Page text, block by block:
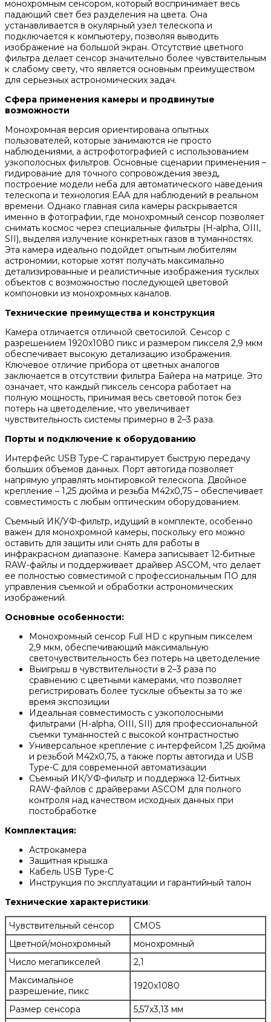
монохромным сенсором, который воспринимает весь
падающий свет без разделения на цвета. Она
устанавливается в окулярный узел телескопа и
подключается к компьютеру, позволяя выводить
изображение на большой экран. Отсутствие цветного
фильтра делает сенсор значительно более чувствительным
к слабому свету, что является основным преимуществом
для серьезных астрономических задач.
Сфера применения камеры и продвинутые
возможности
Монохромная версия ориентирована опытных
пользователей, которые занимаются не просто
наблюдениями, а астрофотографией с использованием
узкополосных фильтров. Основные сценарии применения –
гидирование для точного сопровождения звезд,
построение модели неба для автоматического наведения
телескопа и технология EAA для наблюдений в реальном
времени. Однако главная сила камеры раскрывается
именно в фотографии, где монохромный сенсор позволяет
снимать космос через специальные фильтры (H-alpha, OIII,
SII), выделяя излучение конкретных газов в туманностях.
Эта камера идеально подойдет опытным любителям
астрономии, которые хотят получать максимально
детализированные и реалистичные изображения тусклых
объектов с возможностью последующей цветовой
компоновки из монохромных каналов.
Технические преимущества и конструкция
Камера отличается отличной светосилой. Сенсор с
разрешением 1920х1080 пикс и размером пикселя 2,9 мкм
обеспечивает высокую детализацию изображения.
Ключевое отличие прибора от цветных аналогов
заключается в отсутствии фильтра Байера на матрице. Это
означает, что каждый пиксель сенсора работает на
полную мощность, принимая весь световой поток без
потерь на цветоделение, что увеличивает
чувствительность системы примерно в 2–3 раза.
Порты и подключение к оборудованию
Интерфейс USB Type-C гарантирует быструю передачу
больших объемов данных. Порт автогида позволяет
напрямую управлять монтировкой телескопа. Двойное
крепление – 1,25 дюйма и резьба M42x0,75 – обеспечивает
совместимость с любым оптическим оборудованием.
Съемный ИК/УФ-фильтр, идущий в комплекте, особенно
важен для монохромной камеры, поскольку его можно
оставить для защиты или снять для работы в
инфракрасном диапазоне. Камера записывает 12-битные
RAW-файлы и поддерживает драйвер ASCOM, что делает
ее полностью совместимой с профессиональным ПО для
управления съемкой и обработки астрономических
изображений.
Основные особенности:
Монохромный сенсор Full HD с крупным пикселем
2,9 мкм, обеспечивающий максимальную
светочувствительность без потерь на цветоделение
Выигрыш в чувствительности в 2–3 раза по
сравнению с цветными камерами, что позволяет
регистрировать более тусклые объекты за то же
время экспозиции
Идеальная совместимость с узкополосными
фильтрами (H-alpha, OIII, SII) для профессиональной
съемки туманностей с высокой контрастностью
Универсальное крепление с интерфейсом 1,25 дюйма
и резьбой M42x0,75, а также порты автогида и USB
Type-C для современной автоматизации
Съемный ИК/УФ-фильтр и поддержка 12-битных
RAW-файлов с драйверами ASCOM для полного
контроля над качеством исходных данных при
постобработке
Комплектация:
Астрокамера
Защитная крышка
Кабель USB Type-C
Инструкция по эксплуатации и гарантийный талон
Технические характеристики:
Чувствительный сенсор
CMOS
Цветной/монохромный
монохромный
Число мегапикселей
2,1
Максимальное
разрешение, пикс
1920х1080
Размер сенсора
5,57х3,13 мм